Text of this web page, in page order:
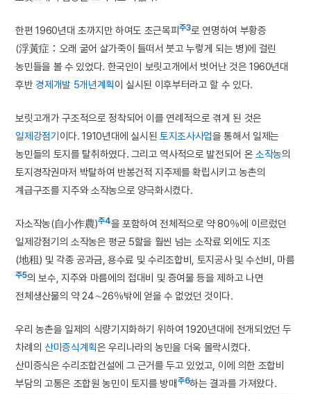
한편 1960년대 초까지만 하여도 초근목피주3로 연명하여 부황증
(浮黃症：오래 굶어 살가죽이 들떠서 붓고 누렇게 되는 병)에 걸린
농민들을 볼 수 있었다. 한국인이 보릿고개에서 벗어난 것은 1960년대
후반경제개발 5개년계획이 실시된 이후부터라고 할 수 있다.
보릿고개가 구조적으로 정착되어 이를 연례적으로 겪게 된 것은
일제강점기이다. 1910년대에 실시된 토지조사사업을 통해서 일제는
농민들의 토지를 탈취하였다. 그리고 역사적으로 발전되어 온 소작농의
토지경작권마저 박탈하여 반봉건적 지주제를 확립시키고 농촌의
계급구조를 지주와 소작농으로 양극화시켰다.
자소작농(自小作農)주4을 포함하여 전체적으로 약 80％에 이르렀던
일제강점기의 소작농은 평균 5할을 훨씬 넘는 소작료 외에도 지조
(地租) 및 각종 공과금, 용수료 및 수리조합비, 토지공사 및 수선비, 마름
주5의 보수, 지주와 마름에의 접대비 및 증여물 등을 제하고 나면
전체생산물의 약 24∼26％밖에 얻을 수 없었던 것이다.
우리 농촌을 일제의 식량기지화하기 위하여 1920년대에 전개되었던 두
차례의 산미증식계획은 우리나라의 농민을 더욱 몰락시켰다.
산미증식은 수리조합건설에 그 근거를 두고 있었고, 이에 의한 조합비
부담의 고통은 조합원 농민이 토지를 방매주6하는 결과를 가져왔다.